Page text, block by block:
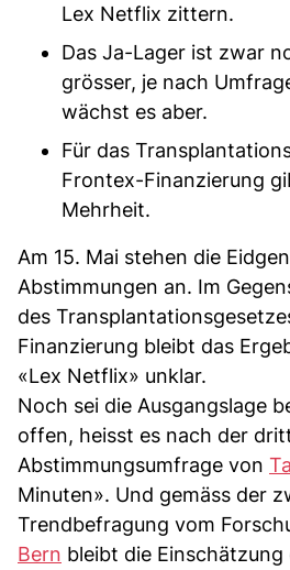
Lex Netflix zittern.
Das Ja-Lager ist zwar
grösser, je nach
wächst es aber.
Für das
Frontex-Finanzierung
Mehrheit.
Am 15. Mai stehen die
Abstimmungen an. Im
des
Finanzierung bleibt das
«Lex Netflix» unklar.
Noch sei die Ausgangslage
offen, heisst es nach der
Abstimmungsumfrage von
Minuten». Und gemäss der
Trendbefragung vom
Bern bleibt die Einschätzung